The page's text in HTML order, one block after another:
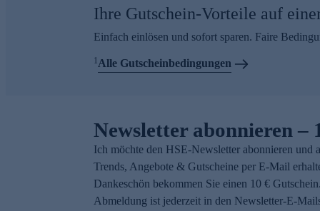
Ihre Gutschein-Vorteile auf
Einfach einlösen und sofort sparen. Faire
1Alle Gutscheinbedingungen
Newsletter abonnieren –
Ich möchte den HSE-Newsletter abonnieren und
Trends, Angebote & Gutscheine per E-Mail
Dankeschön bekommen Sie einen 10 €
Abmeldung ist jederzeit in den Newsletter-E-